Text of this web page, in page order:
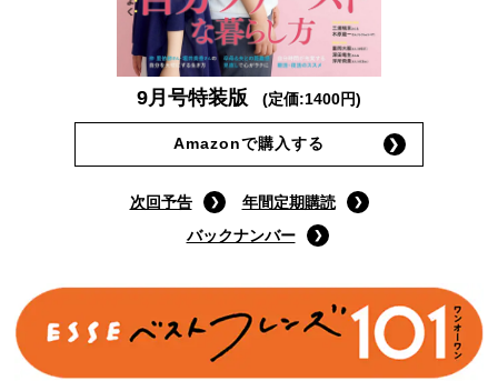
9月号特装版 (定価:1400円)
Amazonで購入する
次回予告
年間定期購読
バックナンバー